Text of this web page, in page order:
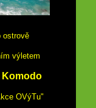
ostrově
výletem
Komodo
OVýTu"